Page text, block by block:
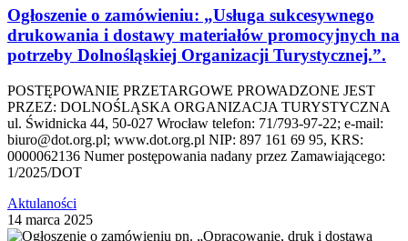
Ogłoszenie o zamówieniu: „Usługa sukcesywnego
drukowania i dostawy materiałów promocyjnych na
potrzeby Dolnośląskiej Organizacji Turystycznej.”.
POSTĘPOWANIE PRZETARGOWE PROWADZONE JEST
PRZEZ: DOLNOŚLĄSKA ORGANIZACJA TURYSTYCZNA
ul. Świdnicka 44, 50-027 Wrocław telefon: 71/793-97-22; e-mail:
biuro@dot.org.pl; www.dot.org.pl NIP: 897 161 69 95, KRS:
0000062136 Numer postępowania nadany przez Zamawiającego:
1/2025/DOT
Aktulaności
14 marca 2025